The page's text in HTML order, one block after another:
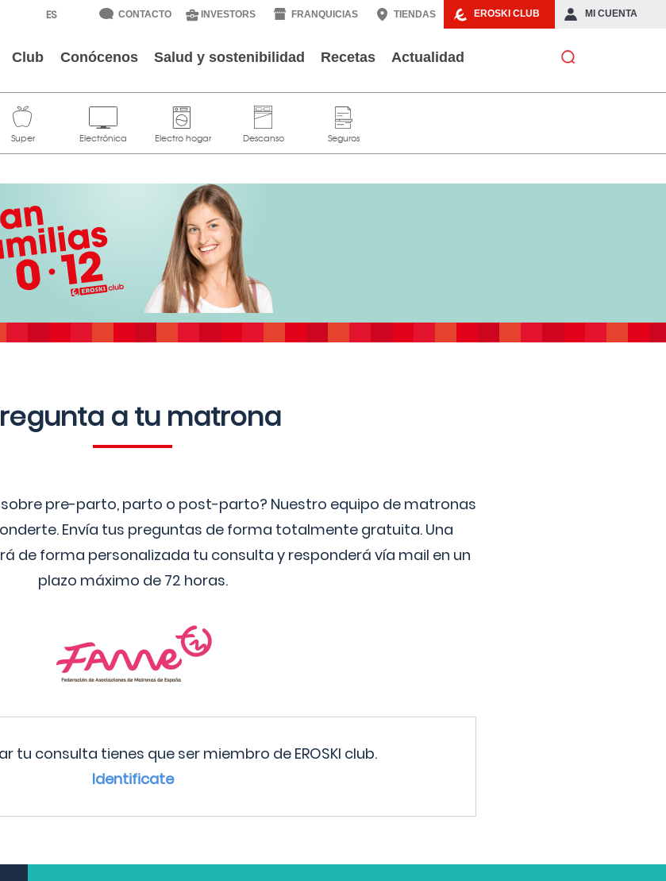
EROSKI CLUB MI CUENTA
CONTACTO INVESTORS FRANQUICIAS TIENDAS
Club Conócenos Salud y sostenibilidad Recetas Actualidad
a tu matrona
pre-parto, parto o post-parto? Nuestro equipo de matronas
Envía tus preguntas de forma totalmente gratuita. Una
de forma personalizada tu consulta y responderá vía mail en un
plazo máximo de 72 horas.
tu consulta tienes que ser miembro de EROSKI club.
Identificate